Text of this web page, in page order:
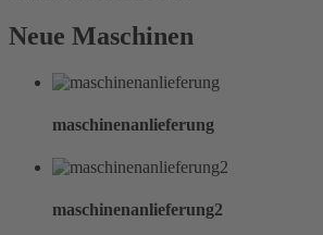
Neue Maschinen
maschinenanlieferung
maschinenanlieferung2